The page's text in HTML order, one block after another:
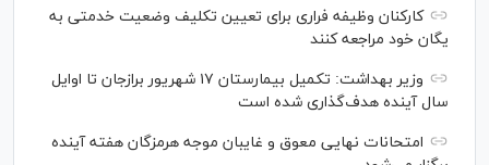
کارکنان وظیفه فراری برای تعیین تکلیف وضعیت خدمتی به
یگان خود مراجعه کنند
وزیر بهداشت: تکمیل بیمارستان ۱۷ شهریور برازجان تا اوایل
سال آینده هدف‌گذاری شده است
امتحانات نهایی معوق و غایبان موجه هرمزگان هفته آینده